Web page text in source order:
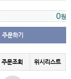
0원
주문하기
주문조회 위시리스트